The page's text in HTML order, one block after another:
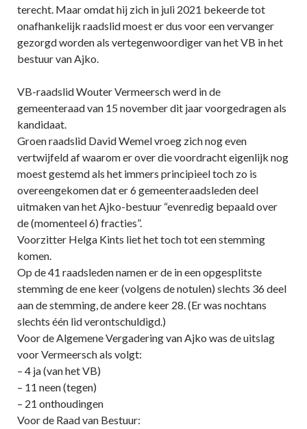
terecht. Maar omdat hij zich in juli 2021 bekeerde tot
onafhankelijk raadslid moest er dus voor een vervanger
gezorgd worden als vertegenwoordiger van het VB in het
bestuur van Ajko.
VB-raadslid Wouter Vermeersch werd in de
gemeenteraad van 15 november dit jaar voorgedragen als
kandidaat.
Groen raadslid David Wemel vroeg zich nog even
vertwijfeld af waarom er over die voordracht eigenlijk nog
moest gestemd als het immers principieel toch zo is
overeengekomen dat er 6 gemeenteraadsleden deel
uitmaken van het Ajko-bestuur “evenredig bepaald over
de (momenteel 6) fracties”.
Voorzitter Helga Kints liet het toch tot een stemming
komen.
Op de 41 raadsleden namen er de in een opgesplitste
stemming de ene keer (volgens de notulen) slechts 36 deel
aan de stemming, de andere keer 28. (Er was nochtans
slechts één lid verontschuldigd.)
Voor de Algemene Vergadering van Ajko was de uitslag
voor Vermeersch als volgt:
– 4 ja (van het VB)
– 11 neen (tegen)
– 21 onthoudingen
Voor de Raad van Bestuur: